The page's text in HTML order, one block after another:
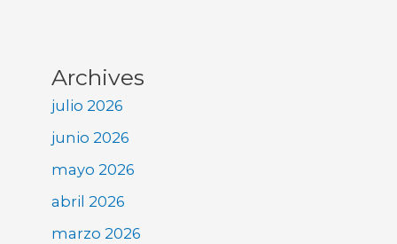
Archives
julio 2026
junio 2026
mayo 2026
abril 2026
marzo 2026